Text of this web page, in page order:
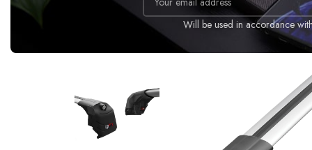
Will be used in accordance